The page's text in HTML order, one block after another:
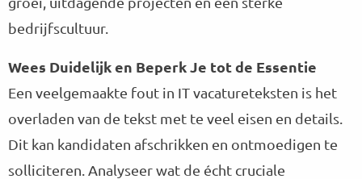
bedrijfscultuur.
Wees Duidelijk en Beperk Je tot de Essentie
Een veelgemaakte fout in IT vacatureteksten is het
overladen van de tekst met te veel eisen en details.
Dit kan kandidaten afschrikken en ontmoedigen te
solliciteren. Analyseer wat de écht cruciale